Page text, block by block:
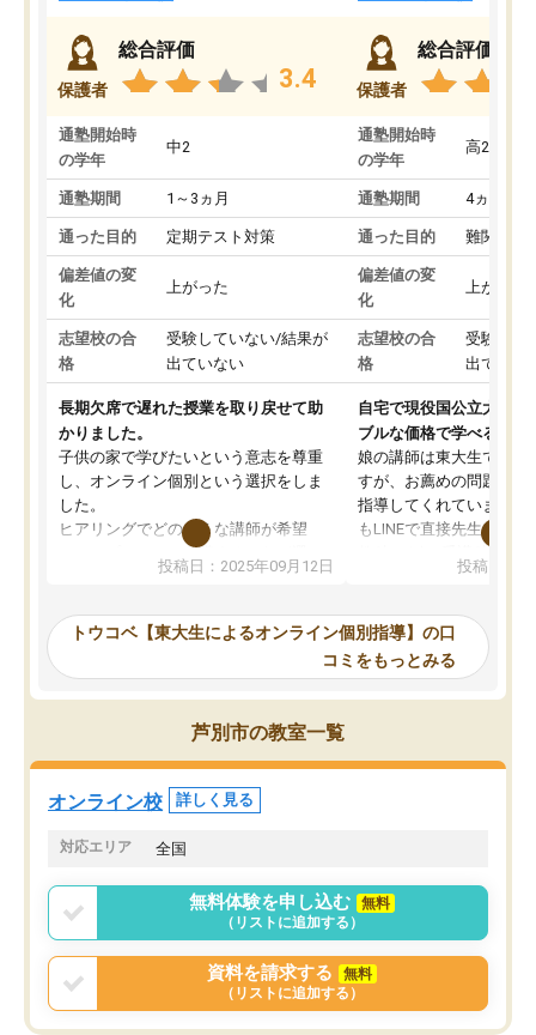
保護者
総合評価
3.4
通塾開始時
の学年
中2
通塾期間 1～3ヵ月
通った目的 定期テスト対策
偏差値の変
化
上がった
志望校の合
格
受験していない/結果が
出ていない
長期欠席で遅れた授業を取り戻せて助
かりました。
子供の家で学びたいという意志を尊重
し、オンライン個別という選択をしま
した。
ヒアリングでどのような講師が希望
か、オプションは付帯するかなど選ぶ
事が出来ました。
ーティングを行い、その講師で良いか
見てから講師を決定する事ができま
す。
うちの子は、初回面談の講師の方で決
オンラインツールを使用した単語帳の
共有があり宿題もそちらで出される形
でした。
言う事で講師変更の申し出があり、あ
まりに短期での変更だった為、塾に通
う事にして退会しました。遅れも取り
戻せ、授業内容や講師の方は良かった
と思います。
投稿日：2025年09月12日
保護者
総合評価
通塾開始時
の学年
高2
通塾期間 4ヵ月～1
通った目的 難関私立
偏差値の変
化
上がった
志望校の合
格
受験して
出ていな
自宅で現役国公立大学生
ブルな価格で学べる
娘の講師は東大生では無
すが、お薦めの問題集や
指導してくれています。
もLINEで直接先生に質問
めれるので、個人に合
いなのがあり(有料)、受
ことをどんなスケジュー
くか相談したのですが、
ち期待したものではなく
くなってきたようなので
投稿日：
トウコベ【東大生によるオンライン個別指導】の口
コミをもっとみる
芦別市の教室一覧
オンライン校 詳しく見る
対応エリア 全国
無料体験を申し込む
無料
（リストに追加する）
資料を請求する
無料
（リストに追加する）